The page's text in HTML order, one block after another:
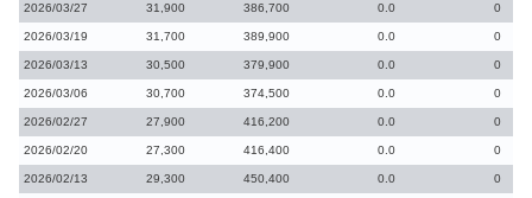
2026/03/27 31,900 386,700 0.0 0
2026/03/19 31,700 389,900 0.0 0
2026/03/13 30,500 379,900 0.0 0
2026/03/06 30,700 374,500 0.0 0
2026/02/27 27,900 416,200 0.0 0
2026/02/20 27,300 416,400 0.0 0
2026/02/13 29,300 450,400 0.0 0